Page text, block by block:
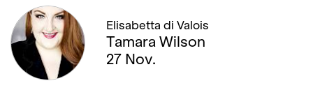
Elisabetta di Valois
Tamara Wilson
27 Nov.